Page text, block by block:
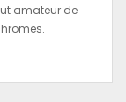
amateur de